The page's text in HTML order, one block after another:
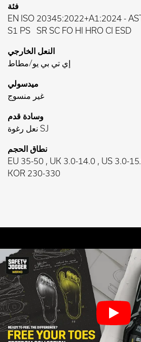
فئة
EN ISO 20345:2022+A1:2024 -
S1 PS
SR SC FO HI HRO CI ESD
النعل الخارجي
إي تي بي يو/مطاط
ميدسولي
غير منسوج
وسادة قدم
نعل رغوة SJ
نطاق الحجم
EU 35-50 , UK 3.0-14.0 , US 3.0-
KOR 230-330